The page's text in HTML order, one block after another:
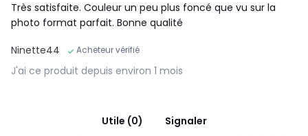
Très satisfaite. Couleur un peu plus foncé que vu sur la
photo format parfait. Bonne qualité
Ninette44
Acheteur vérifié
J'ai ce produit depuis environ 1 mois
Utile (0)
Signaler